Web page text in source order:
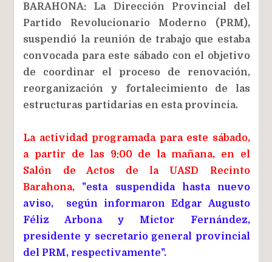
BARAHONA: La Dirección Provincial del
Partido Revolucionario Moderno (PRM),
suspendió la reunión de trabajo que estaba
convocada para este sábado con el objetivo
de coordinar el proceso de renovación,
reorganización y fortalecimiento de las
estructuras partidarias en esta provincia.
La actividad programada para este sábado,
a partir de las 9:00 de la mañana, en el
Salón de Actos de la UASD Recinto
Barahona, "esta suspendida hasta nuevo
aviso, según informaronEdgar Augusto
Féliz Arbona y Mictor Fernández,
presidente y secretario general provincial
del PRM, respectivamente".